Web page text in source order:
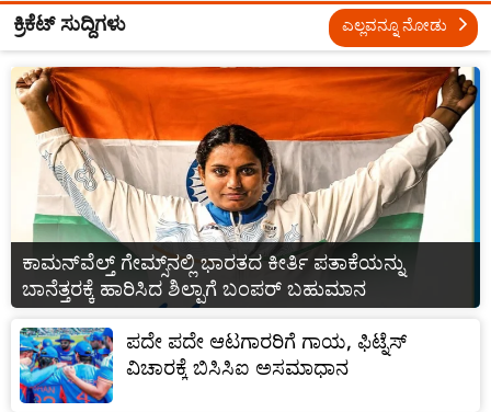
ಕ್ರಿಕೆಟ್ ಸುದ್ದಿಗಳು ಎಲ್ಲವನ್ನೂ ನೋಡು
ಕಾಮನ್‌ವೆಲ್ತ್ ಗೇಮ್ಸ್‌ನಲ್ಲಿ ಭಾರತದ ಕೀರ್ತಿ ಪತಾಕೆಯನ್ನು
ಬಾನೆತ್ತರಕ್ಕೆ ಹಾರಿಸಿದ ಶಿಲ್ಪಾಗೆ ಬಂಪರ್ ಬಹುಮಾನ
ಪದೇ ಪದೇ ಆಟಗಾರರಿಗೆ ಗಾಯ, ಫಿಟ್ನೆಸ್
ವಿಚಾರಕ್ಕೆ ಬಿಸಿಸಿಐ ಅಸಮಾಧಾನ